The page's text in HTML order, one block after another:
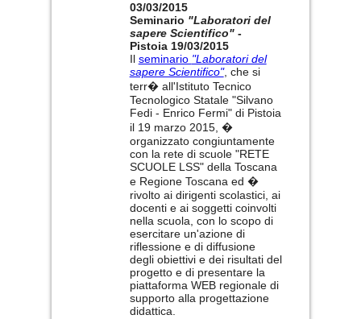
03/03/2015
Seminario "Laboratori del
sapere Scientifico"-
Pistoia 19/03/2015
Il seminario "Laboratori del
sapere Scientifico", che si
terr� all'Istituto Tecnico
Tecnologico Statale "Silvano
Fedi - Enrico Fermi" di Pistoia
il 19 marzo 2015, �
organizzato congiuntamente
con la rete di scuole "RETE
SCUOLE LSS" della Toscana
e Regione Toscana ed �
rivolto ai dirigenti scolastici, ai
docenti e ai soggetti coinvolti
nella scuola, con lo scopo di
esercitare un'azione di
riflessione e di diffusione
degli obiettivi e dei risultati del
progetto e di presentare la
piattaforma WEB regionale di
supporto alla progettazione
didattica.